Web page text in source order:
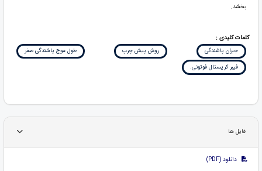
بخشد.
کلمات کلیدی :
جبران پاشندگی
روش پیش چرپ
طول موج پاشندگی صفر
فیبر کریستال فوتونی.
فایل ها
دانلود (PDF)